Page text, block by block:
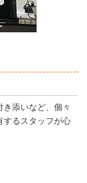
添いなど、個々
するスタッフが心